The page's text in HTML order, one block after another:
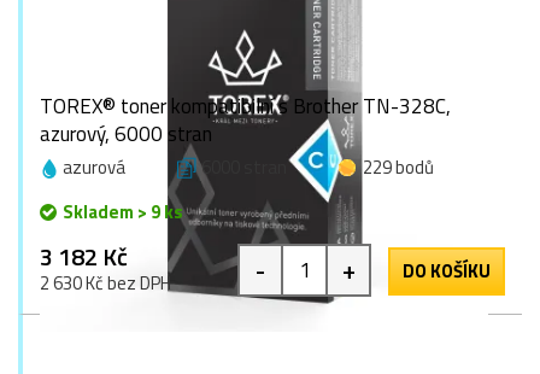
TOREX® toner kompatibilní s Brother TN-328C,
azurový, 6000 stran
azurová 6000 stran
229 bodů
Skladem > 9 ks
3 182 Kč
2 630 Kč bez DPH - + DO KOŠÍKU